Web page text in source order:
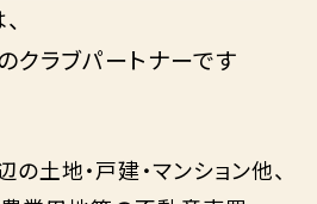
クラブパートナーです
土地・戸建・マンション他、